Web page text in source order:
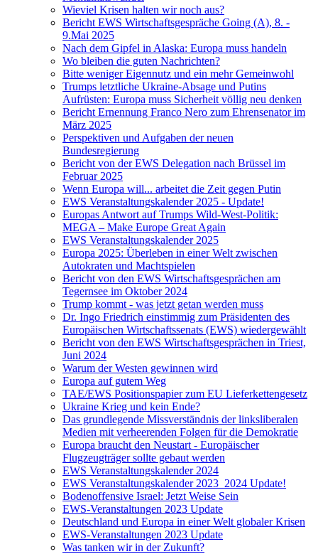
Wieviel Krisen halten wir noch aus?
Bericht EWS Wirtschaftsgespräche Going (A), 8. -
9.Mai 2025
Nach dem Gipfel in Alaska: Europa muss handeln
Wo bleiben die guten Nachrichten?
Bitte weniger Eigennutz und ein mehr Gemeinwohl
Trumps letztliche Ukraine-Absage und Putins
Aufrüsten: Europa muss Sicherheit völlig neu denken
Bericht Ernennung Franco Nero zum Ehrensenator im
März 2025
Perspektiven und Aufgaben der neuen
Bundesregierung
Bericht von der EWS Delegation nach Brüssel im
Februar 2025
Wenn Europa will... arbeitet die Zeit gegen Putin
EWS Veranstaltungskalender 2025 - Update!
Europas Antwort auf Trumps Wild-West-Politik:
MEGA – Make Europe Great Again
EWS Veranstaltungskalender 2025
Europa 2025: Überleben in einer Welt zwischen
Autokraten und Machtspielen
Bericht von den EWS Wirtschaftsgesprächen am
Tegernsee im Oktober 2024
Trump kommt - was jetzt getan werden muss
Dr. Ingo Friedrich einstimmig zum Präsidenten des
Europäischen Wirtschaftssenats (EWS) wiedergewählt
Bericht von den EWS Wirtschaftsgesprächen in Triest,
Juni 2024
Warum der Westen gewinnen wird
Europa auf gutem Weg
TAE/EWS Positionspapier zum EU Lieferkettengesetz
Ukraine Krieg und kein Ende?
Das grundlegende Missverständnis der linksliberalen
Medien mit verheerenden Folgen für die Demokratie
Europa braucht den Neustart - Europäischer
Flugzeugträger sollte gebaut werden
EWS Veranstaltungskalender 2024
EWS Veranstaltungskalender 2023_2024 Update!
Bodenoffensive Israel: Jetzt Weise Sein
EWS-Veranstaltungen 2023 Update
Deutschland und Europa in einer Welt globaler Krisen
EWS-Veranstaltungen 2023 Update
Was tanken wir in der Zukunft?